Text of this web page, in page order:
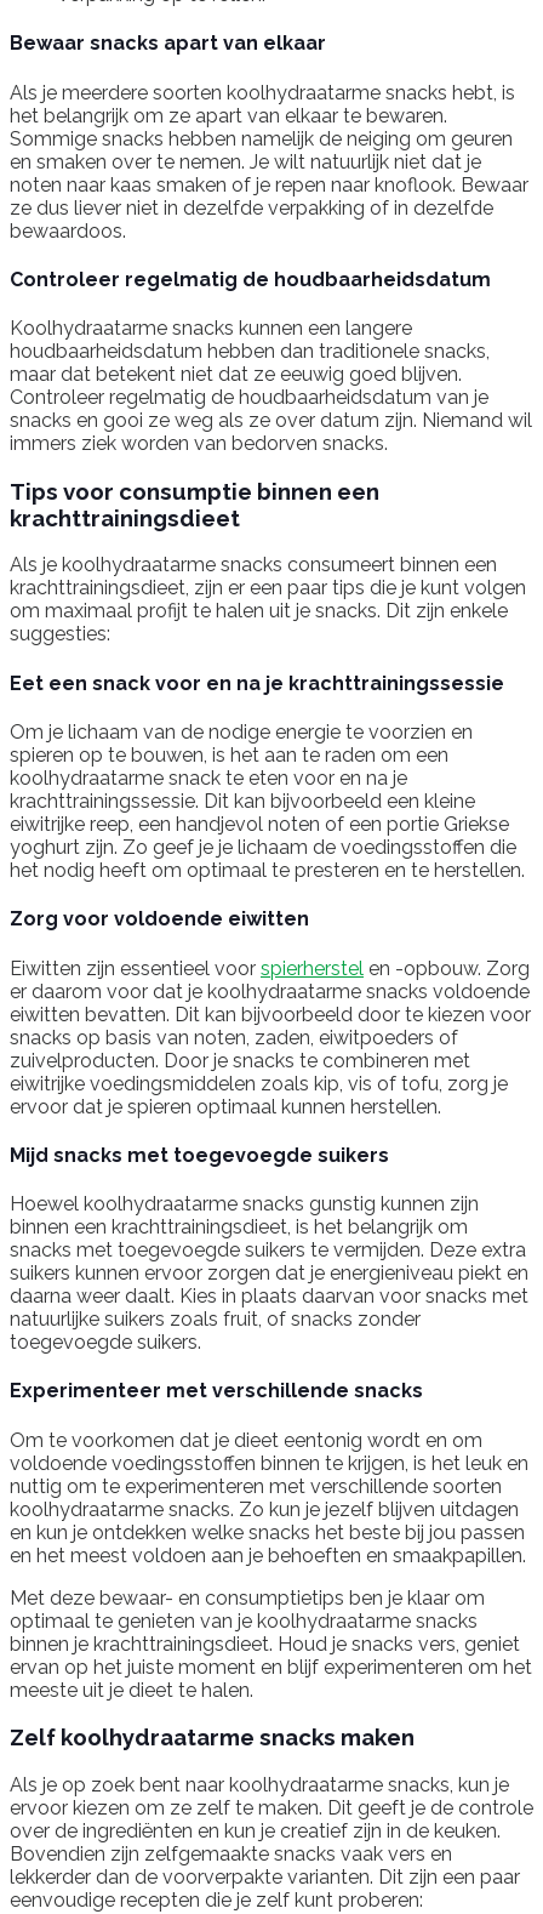
Bewaar snacks apart van elkaar
Als je meerdere soorten koolhydraatarme snacks hebt, is
het belangrijk om ze apart van elkaar te bewaren.
Sommige snacks hebben namelijk de neiging om geuren
en smaken over te nemen. Je wilt natuurlijk niet dat je
noten naar kaas smaken of je repen naar knoflook. Bewaar
ze dus liever niet in dezelfde verpakking of in dezelfde
bewaardoos.
Controleer regelmatig de houdbaarheidsdatum
Koolhydraatarme snacks kunnen een langere
houdbaarheidsdatum hebben dan traditionele snacks,
maar dat betekent niet dat ze eeuwig goed blijven.
Controleer regelmatig de houdbaarheidsdatum van je
snacks en gooi ze weg als ze over datum zijn. Niemand wil
immers ziek worden van bedorven snacks.
Tips voor consumptie binnen een
krachttrainingsdieet
Als je koolhydraatarme snacks consumeert binnen een
krachttrainingsdieet, zijn er een paar tips die je kunt volgen
om maximaal profijt te halen uit je snacks. Dit zijn enkele
suggesties:
Eet een snack voor en na je krachttrainingssessie
Om je lichaam van de nodige energie te voorzien en
spieren op te bouwen, is het aan te raden om een
koolhydraatarme snack te eten voor en na je
krachttrainingssessie. Dit kan bijvoorbeeld een kleine
eiwitrijke reep, een handjevol noten of een portie Griekse
yoghurt zijn. Zo geef je je lichaam de voedingsstoffen die
het nodig heeft om optimaal te presteren en te herstellen.
Zorg voor voldoende eiwitten
Eiwitten zijn essentieel voor spierherstel en -opbouw. Zorg
er daarom voor dat je koolhydraatarme snacks voldoende
eiwitten bevatten. Dit kan bijvoorbeeld door te kiezen voor
snacks op basis van noten, zaden, eiwitpoeders of
zuivelproducten. Door je snacks te combineren met
eiwitrijke voedingsmiddelen zoals kip, vis of tofu, zorg je
ervoor dat je spieren optimaal kunnen herstellen.
Mijd snacks met toegevoegde suikers
Hoewel koolhydraatarme snacks gunstig kunnen zijn
binnen een krachttrainingsdieet, is het belangrijk om
snacks met toegevoegde suikers te vermijden. Deze extra
suikers kunnen ervoor zorgen dat je energieniveau piekt en
daarna weer daalt. Kies in plaats daarvan voor snacks met
natuurlijke suikers zoals fruit, of snacks zonder
toegevoegde suikers.
Experimenteer met verschillende snacks
Om te voorkomen dat je dieet eentonig wordt en om
voldoende voedingsstoffen binnen te krijgen, is het leuk en
nuttig om te experimenteren met verschillende soorten
koolhydraatarme snacks. Zo kun je jezelf blijven uitdagen
en kun je ontdekken welke snacks het beste bij jou passen
en het meest voldoen aan je behoeften en smaakpapillen.
Met deze bewaar- en consumptietips ben je klaar om
optimaal te genieten van je koolhydraatarme snacks
binnen je krachttrainingsdieet. Houd je snacks vers, geniet
ervan op het juiste moment en blijf experimenteren om het
meeste uit je dieet te halen.
Zelf koolhydraatarme snacks maken
Als je op zoek bent naar koolhydraatarme snacks, kun je
ervoor kiezen om ze zelf te maken. Dit geeft je de controle
over de ingrediënten en kun je creatief zijn in de keuken.
Bovendien zijn zelfgemaakte snacks vaak vers en
lekkerder dan de voorverpakte varianten. Dit zijn een paar
eenvoudige recepten die je zelf kunt proberen: